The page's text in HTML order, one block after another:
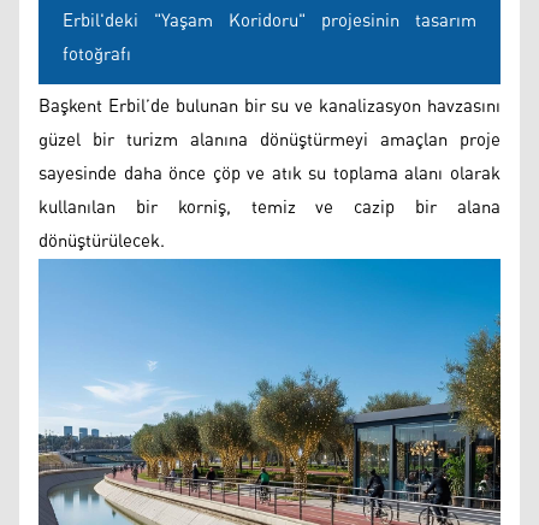
Erbil'deki "Yaşam Koridoru" projesinin tasarım
fotoğrafı
Başkent Erbil’de bulunan bir su ve kanalizasyon havzasını
güzel bir turizm alanına dönüştürmeyi amaçlan proje
sayesinde daha önce çöp ve atık su toplama alanı olarak
kullanılan bir korniş, temiz ve cazip bir alana
dönüştürülecek.